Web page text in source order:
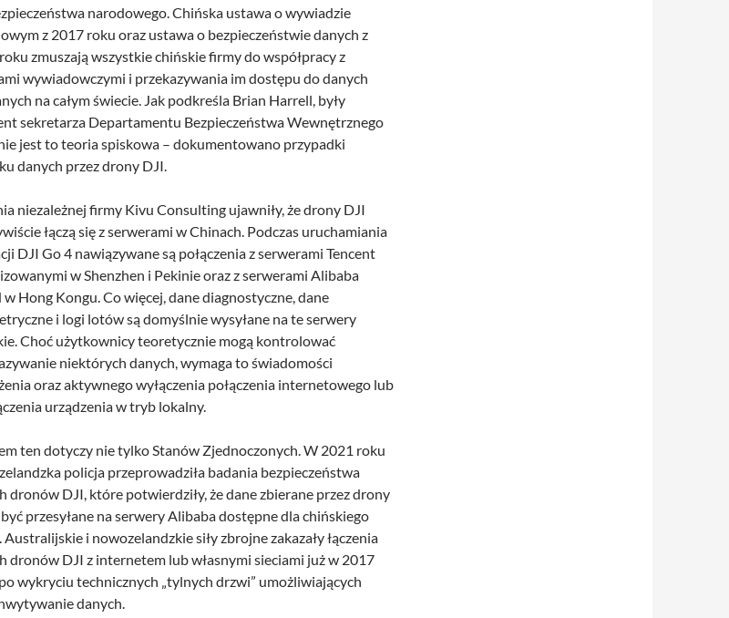
narodowego. Chińska ustawa o wywiadzie
z 2017 roku oraz ustawa o bezpieczeństwie danych z
zmuszają wszystkie chińskie firmy do współpracy z
wywiadowczymi i przekazywania im dostępu do danych
na całym świecie. Jak podkreśla Brian Harrell, były
sekretarza Departamentu Bezpieczeństwa Wewnętrznego
jest to teoria spiskowa – dokumentowano przypadki
danych przez drony DJI.
niezależnej firmy Kivu Consulting ujawniły, że drony DJI
łączą się z serwerami w Chinach. Podczas uruchamiania
DJI Go 4 nawiązywane są połączenia z serwerami Tencent
w Shenzhen i Pekinie oraz z serwerami Alibaba
Hong Kongu. Co więcej, dane diagnostyczne, dane
i logi lotów są domyślnie wysyłane na te serwery
Choć użytkownicy teoretycznie mogą kontrolować
niektórych danych, wymaga to świadomości
oraz aktywnego wyłączenia połączenia internetowego lub
urządzenia w tryb lokalny.
ten dotyczy nie tylko Stanów Zjednoczonych. W 2021 roku
policja przeprowadziła badania bezpieczeństwa
dronów DJI, które potwierdziły, że dane zbierane przez drony
przesyłane na serwery Alibaba dostępne dla chińskiego
Australijskie i nowozelandzkie siły zbrojne zakazały łączenia
dronów DJI z internetem lub własnymi sieciami już w 2017
wykryciu technicznych „tylnych drzwi” umożliwiających
danych.